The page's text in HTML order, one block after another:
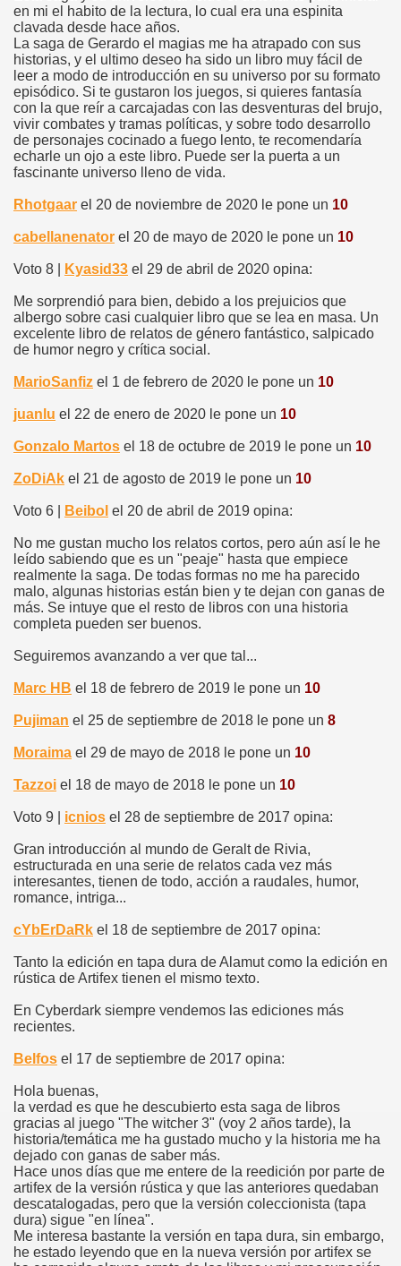
en mi el habito de la lectura, lo cual era una espinita
clavada desde hace años.
La saga de Gerardo el magias me ha atrapado con sus
historias, y el ultimo deseo ha sido un libro muy fácil de
leer a modo de introducción en su universo por su formato
episódico. Si te gustaron los juegos, si quieres fantasía
con la que reír a carcajadas con las desventuras del brujo,
vivir combates y tramas políticas, y sobre todo desarrollo
de personajes cocinado a fuego lento, te recomendaría
echarle un ojo a este libro. Puede ser la puerta a un
fascinante universo lleno de vida.
Rhotgaar el 20 de noviembre de 2020 le pone un 10
cabellanenator el 20 de mayo de 2020 le pone un 10
Voto 8 | Kyasid33 el 29 de abril de 2020 opina:
Me sorprendió para bien, debido a los prejuicios que
albergo sobre casi cualquier libro que se lea en masa. Un
excelente libro de relatos de género fantástico, salpicado
de humor negro y crítica social.
MarioSanfiz el 1 de febrero de 2020 le pone un 10
juanlu el 22 de enero de 2020 le pone un 10
Gonzalo Martos el 18 de octubre de 2019 le pone un 10
ZoDiAk el 21 de agosto de 2019 le pone un 10
Voto 6 | Beibol el 20 de abril de 2019 opina:
No me gustan mucho los relatos cortos, pero aún así le he
leído sabiendo que es un "peaje" hasta que empiece
realmente la saga. De todas formas no me ha parecido
malo, algunas historias están bien y te dejan con ganas de
más. Se intuye que el resto de libros con una historia
completa pueden ser buenos.
Seguiremos avanzando a ver que tal...
Marc HB el 18 de febrero de 2019 le pone un 10
Pujiman el 25 de septiembre de 2018 le pone un 8
Moraima el 29 de mayo de 2018 le pone un 10
Tazzoi el 18 de mayo de 2018 le pone un 10
Voto 9 | icnios el 28 de septiembre de 2017 opina:
Gran introducción al mundo de Geralt de Rivia,
estructurada en una serie de relatos cada vez más
interesantes, tienen de todo, acción a raudales, humor,
romance, intriga...
cYbErDaRk el 18 de septiembre de 2017 opina:
Tanto la edición en tapa dura de Alamut como la edición en
rústica de Artifex tienen el mismo texto.
En Cyberdark siempre vendemos las ediciones más
recientes.
Belfos el 17 de septiembre de 2017 opina:
Hola buenas,
la verdad es que he descubierto esta saga de libros
gracias al juego "The witcher 3" (voy 2 años tarde), la
historia/temática me ha gustado mucho y la historia me ha
dejado con ganas de saber más.
Hace unos días que me entere de la reedición por parte de
artifex de la versión rústica y que las anteriores quedaban
descatalogadas, pero que la versión coleccionista (tapa
dura) sigue "en línea".
Me interesa bastante la versión en tapa dura, sin embargo,
he estado leyendo que en la nueva versión por artifex se